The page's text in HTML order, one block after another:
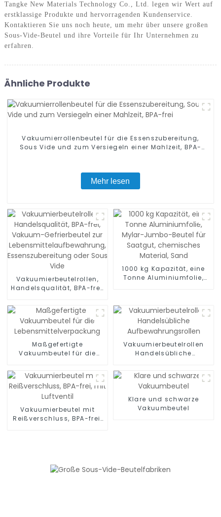
Tangke New Materials Technology Co., Ltd. legen wir Wert auf
erstklassige Produkte und hervorragenden Kundenservice.
Kontaktieren Sie uns noch heute, um mehr über unsere großen
Sous-Vide-Beutel und ihre Vorteile für Ihr Unternehmen zu
erfahren.
Ähnliche Produkte
Vakuumierrollenbeutel für die Essenszubereitung,
Sous Vide und zum Versiegeln einer Mahlzeit, BPA-
Mehr lesen
Vakuumierbeutelrollen,
Handelsqualität, BPA-frei,
Lebensmittelaufbewahrung,
Essenszubereitung oder
Sous Vide
1000 kg Kapazität, eine
Tonne Aluminiumfolie,
Maßgefertigte
Vakuumbeutel für die
Vakuumierbeutelrollen
Handelsübliche
Vakuumierbeutel mit
Reißverschluss, BPA-frei,
Klare und schwarze
Vakuumbeutel